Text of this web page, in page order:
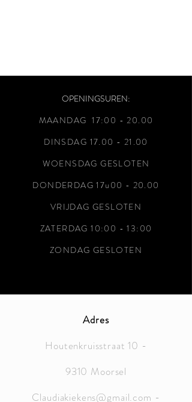
OPENINGSUREN:
MAANDAG 17:00 - 20.00
DINSDAG 17.00 - 21.00
WOENSDAG GESLOTEN
DONDERDAG 17u00 - 20.00
VRIJDAG GESLOTEN
ZATERDAG 10:00 - 13:00
ZONDAG GESLOTEN
Adres
Houtenkruisstraat 10 -
9310 Moorsel
Claudiakiekens@gmail.com -